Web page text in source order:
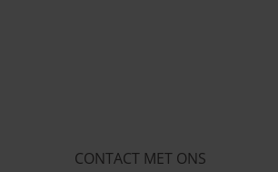
CONTACT MET ONS
€)